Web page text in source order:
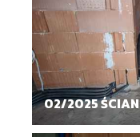
02/2025